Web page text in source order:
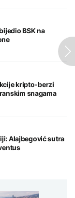
BSK na
kripto-berzi
snagama
Alajbegović sutra